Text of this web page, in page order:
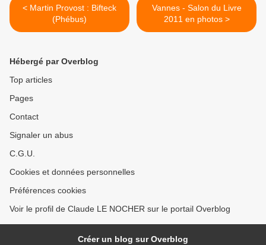
< Martin Provost : Bifteck
(Phébus)
Vannes - Salon du Livre
2011 en photos >
Hébergé par Overblog
Top articles
Pages
Contact
Signaler un abus
C.G.U.
Cookies et données personnelles
Préférences cookies
Voir le profil de Claude LE NOCHER sur le portail Overblog
Créer un blog sur Overblog